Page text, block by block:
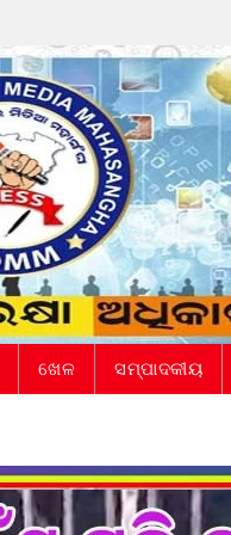
ଖେଳ ସମ୍ପାଦକୀୟ